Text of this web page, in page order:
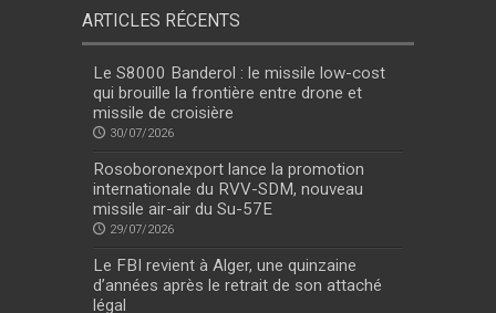
ARTICLES RÉCENTS
Le S8000 Banderol : le missile low-cost
qui brouille la frontière entre drone et
missile de croisière
30/07/2026
Rosoboronexport lance la promotion
internationale du RVV-SDM, nouveau
missile air-air du Su-57E
29/07/2026
Le FBI revient à Alger, une quinzaine
d’années après le retrait de son attaché
légal